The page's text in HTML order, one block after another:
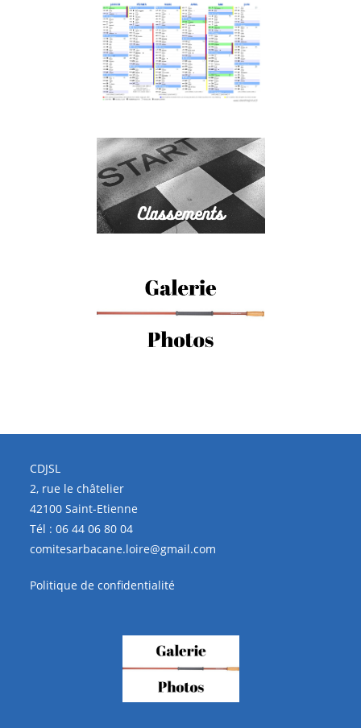
CDJSL
2, rue le châtelier
42100 Saint-Etienne
Tél :06 44 06 80 04
comitesarbacane.loire@gmail.com
Politique de confidentialité